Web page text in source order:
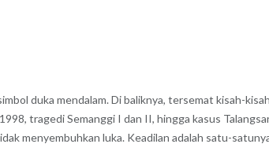
duka mendalam. Di baliknya, tersemat kisah-
tragedi Semanggi I dan II, hingga kasus
menyembuhkan luka. Keadilan adalah satu-